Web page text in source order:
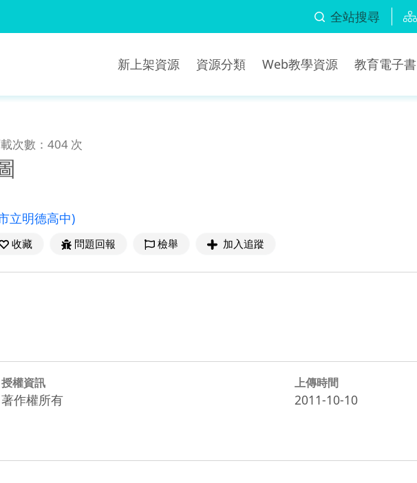
全站搜尋
新上架資源 資源分類 Web教學資源 教育電子書
次數：404 次
立明德高中)
收藏 問題回報 檢舉 加入追蹤
授權資訊
著作權所有
上傳時間
2011-10-10